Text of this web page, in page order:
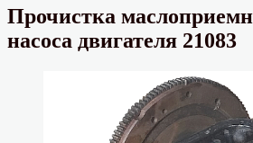
Прочистка
насоса двигателя 21083